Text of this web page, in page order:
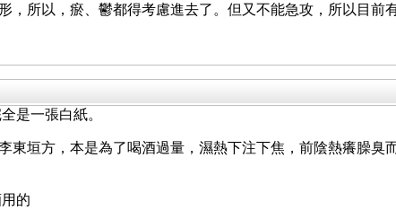
，所以，瘀、鬱都得考慮進去了。但又不能急攻，所以目前
是一張白紙。
東垣方，本是為了喝酒過量，濕熱下注下焦，前陰熱癢臊
的